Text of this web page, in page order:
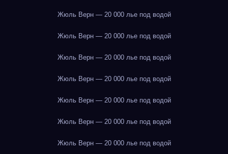
Жюль Верн — 20 000 лье под водой
Жюль Верн — 20 000 лье под водой
Жюль Верн — 20 000 лье под водой
Жюль Верн — 20 000 лье под водой
Жюль Верн — 20 000 лье под водой
Жюль Верн — 20 000 лье под водой
Жюль Верн — 20 000 лье под водой